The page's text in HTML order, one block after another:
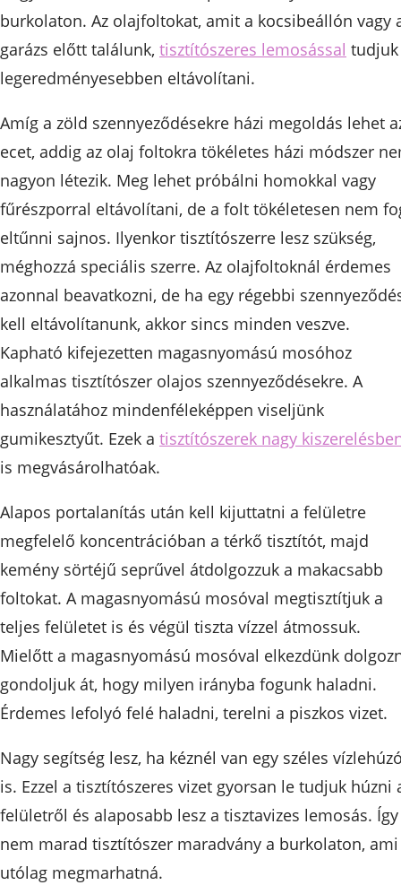
burkolaton. Az olajfoltokat, amit a kocsibeállón vagy
garázs előtt találunk, tisztítószeres lemosással
legeredményesebben eltávolítani.
Amíg a zöld szennyeződésekre házi megoldás lehet
ecet, addig az olaj foltokra tökéletes házi módszer
nagyon létezik. Meg lehet próbálni homokkal vagy
fűrészporral eltávolítani, de a folt tökéletesen nem
eltűnni sajnos. Ilyenkor tisztítószerre lesz szükség,
méghozzá speciális szerre. Az olajfoltoknál érdemes
azonnal beavatkozni, de ha egy régebbi
kell eltávolítanunk, akkor sincs minden veszve.
Kapható kifejezetten magasnyomású mosóhoz
alkalmas tisztítószer olajos szennyeződésekre. A
használatához mindenféleképpen viseljünk
gumikesztyűt. Ezek a tisztítószerek nagy
is megvásárolhatóak.
Alapos portalanítás után kell kijuttatni a felületre
megfelelő koncentrációban a térkő tisztítót, majd
kemény sörtéjű seprűvel átdolgozzuk a makacsabb
foltokat. A magasnyomású mosóval megtisztítjuk a
teljes felületet is és végül tiszta vízzel átmossuk.
Mielőtt a magasnyomású mosóval elkezdünk
gondoljuk át, hogy milyen irányba fogunk haladni.
Érdemes lefolyó felé haladni, terelni a piszkos vizet.
Nagy segítség lesz, ha kéznél van egy széles
is. Ezzel a tisztítószeres vizet gyorsan le tudjuk húzni
felületről és alaposabb lesz a tisztavizes lemosás. Így
nem marad tisztítószer maradvány a burkolaton, ami
utólag megmarhatná.